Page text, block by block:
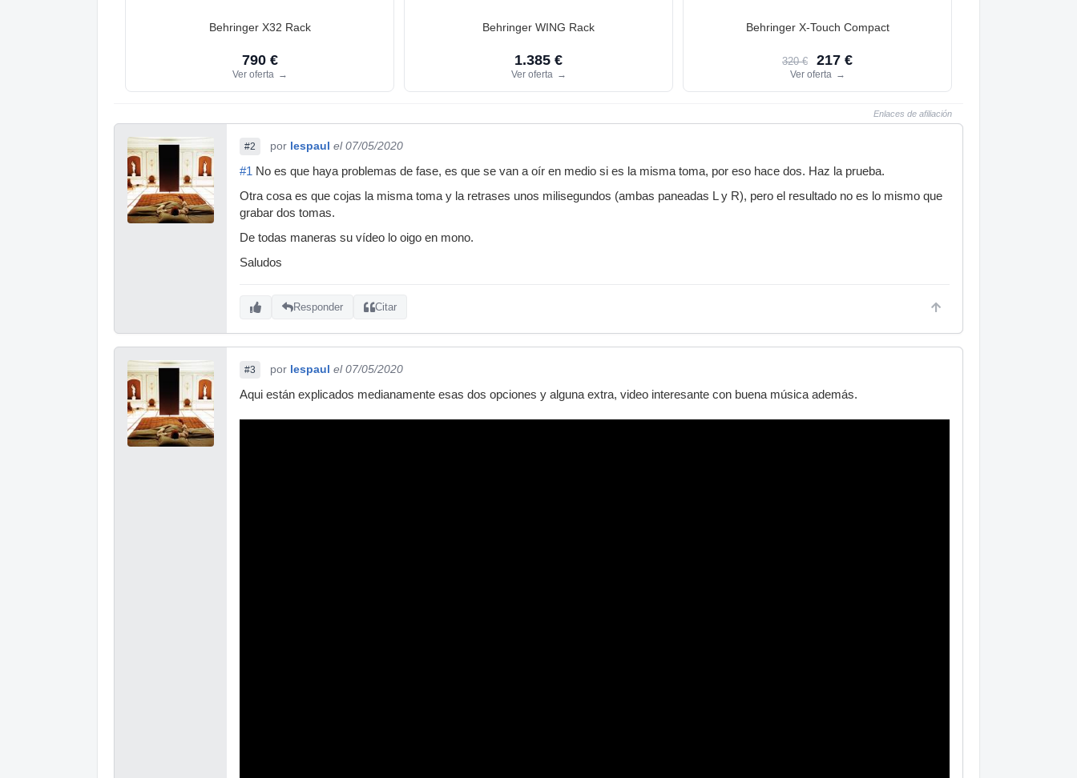
Behringer X32 Rack
790 €
Ver oferta →
Behringer WING Rack
1.385 €
Ver oferta →
Behringer X-Touch Compact
320 € 217 €
Ver oferta →
Enlaces de afiliación
#2 por lespaul el 07/05/2020
#1 No es que haya problemas de fase, es que se van a oír en medio si es la misma toma, por eso hace dos. Haz la prueba.
Otra cosa es que cojas la misma toma y la retrases unos milisegundos (ambas paneadas L y R), pero el resultado no es lo mismo que
grabar dos tomas.
De todas maneras su vídeo lo oigo en mono.
Saludos
Responder Citar
#3 por lespaul el 07/05/2020
Aqui están explicados medianamente esas dos opciones y alguna extra, video interesante con buena música además.